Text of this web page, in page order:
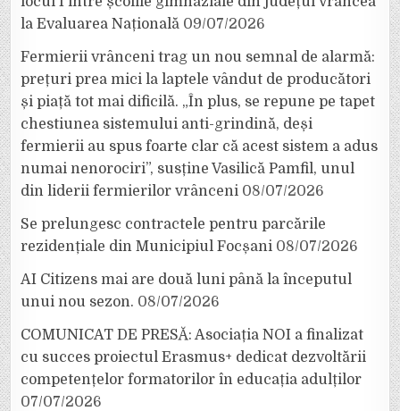
la Evaluarea Națională 09/07/2026
Fermierii vrânceni trag un nou semnal de alarmă:
prețuri prea mici la laptele vândut de producători
și piață tot mai dificilă. „În plus, se repune pe tapet
chestiunea sistemului anti-grindină, deși
fermierii au spus foarte clar că acest sistem a adus
numai nenorociri”, susține Vasilică Pamfil, unul
din liderii fermierilor vrânceni 08/07/2026
Se prelungesc contractele pentru parcările
rezidențiale din Municipiul Focșani 08/07/2026
AI Citizens mai are două luni până la începutul
unui nou sezon. 08/07/2026
COMUNICAT DE PRESĂ: Asociația NOI a finalizat
cu succes proiectul Erasmus+ dedicat dezvoltării
competențelor formatorilor în educația adulților
07/07/2026